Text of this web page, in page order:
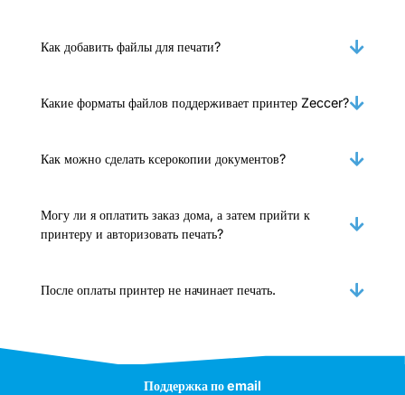
Как добавить файлы для печати?
Какие форматы файлов поддерживает принтер Zeccer?
Как можно сделать ксерокопии документов?
Могу ли я оплатить заказ дома, а затем прийти к
принтеру и авторизовать печать?
После оплаты принтер не начинает печать.
Поддержка по email